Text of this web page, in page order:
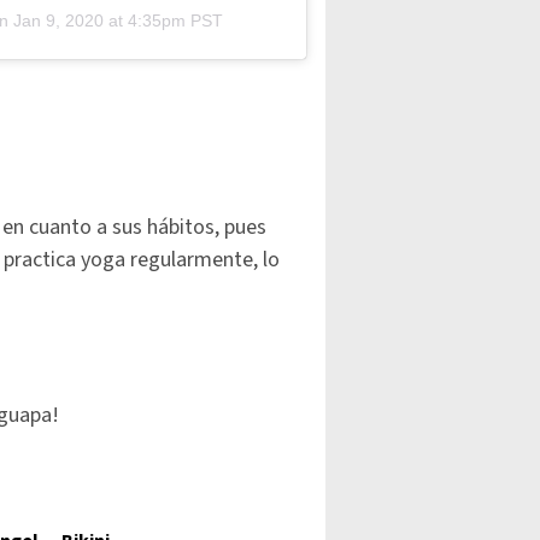
Jan 9, 2020 at 4:35pm PST
cuanto a sus hábitos, pues
yoga regularmente, lo